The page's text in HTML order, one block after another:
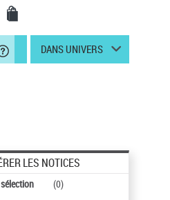
DANS UNIVERS
LES NOTICES
(0)